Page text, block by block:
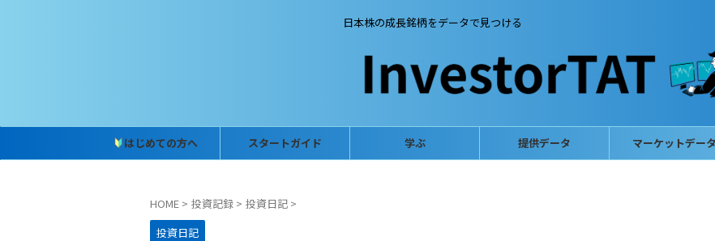
日本株の成長銘柄をデータで見つける
はじめての方へ スタートガイド 学ぶ 提供データ マーケットデータ
HOME > 投資記録 > 投資日記 >
投資日記